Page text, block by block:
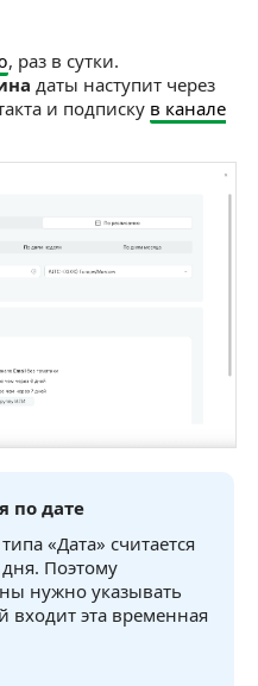
, раз в сутки.
даты наступит через
и подписку в канале
по дате
«Дата» считается
Поэтому
нужно указывать
входит эта временная